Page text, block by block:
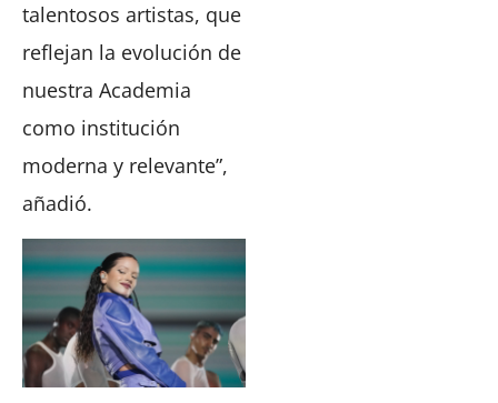
talentosos artistas, que
reflejan la evolución de
nuestra Academia
como institución
moderna y relevante”,
añadió.